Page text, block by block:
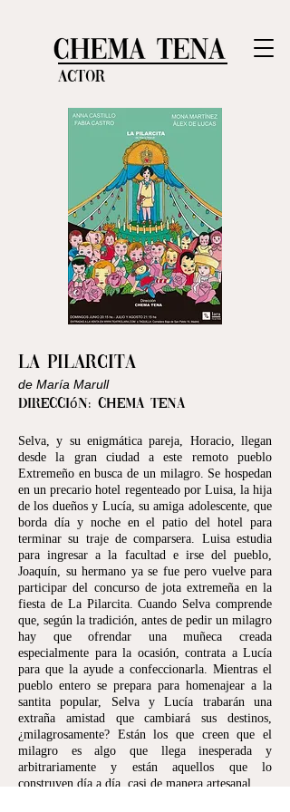
Actor
LA PILARCITA
de María Marull
Dirección: Chema Tena
Selva, y su enigmática pareja, Horacio, llegan
desde la gran ciudad a este remoto pueblo
Extremeño en busca de un milagro. Se hospedan
en un precario hotel regenteado por Luisa, la hija
de los dueños y Lucía, su amiga adolescente, que
borda día y noche en el patio del hotel para
terminar su traje de comparsera. Luisa estudia
para ingresar a la facultad e irse del pueblo,
Joaquín, su hermano ya se fue pero vuelve para
participar del concurso de jota extremeña en la
fiesta de La Pilarcita. Cuando Selva comprende
que, según la tradición, antes de pedir un milagro
hay que ofrendar una muñeca creada
especialmente para la ocasión, contrata a Lucía
para que la ayude a confeccionarla. Mientras el
pueblo entero se prepara para homenajear a la
santita popular, Selva y Lucía trabarán una
extraña amistad que cambiará sus destinos,
¿milagrosamente? Están los que creen que el
milagro es algo que llega inesperada y
arbitrariamente y están aquellos que lo
construyen día a día, casi de manera artesanal.